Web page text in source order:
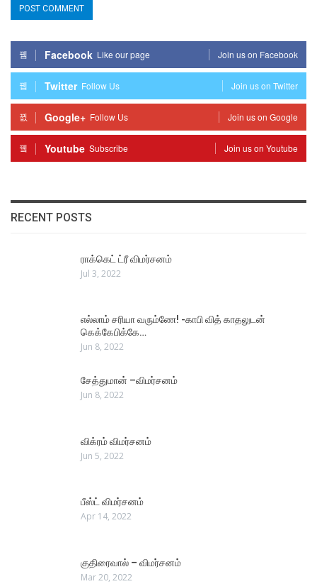
Facebook Like our page Join us on Facebook
Twitter Follow Us Join us on Twitter
Google+ Follow Us Join us on Google
Youtube Subscribe Join us on Youtube
RECENT POSTS
ராக்கெட் ட்ரீ விமர்சனம்
Jul 3, 2022
எல்லாம் சரியா வரும்ணே! -காபி வித் காதலுடன்
கெக்கேபிக்கே…
Jun 8, 2022
சேத்துமான் –விமர்சனம்
Jun 8, 2022
விக்ரம் விமர்சனம்
Jun 5, 2022
பீஸ்ட் விமர்சனம்
Apr 14, 2022
குதிரைவால் – விமர்சனம்
Mar 20, 2022